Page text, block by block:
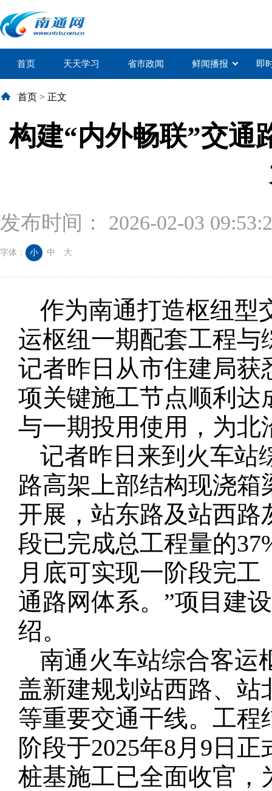
首页 天天学习 省市政闻 鲜闻播报 即
首页 > 正文
构建“内外畅联”交通
发布时间： 2026-02-03
字体： 小 中 大
作为南通打造枢纽型
运枢纽一期配套工程
记者昨日从市住建局获
项关键施工节点顺利达
与一期投用使用，为北
记者昨日来到火车站
路高架上部结构现浇
开展，站东路及站西路
段已完成总工程量的
月底可实现一阶段完工
通路网体系。”项目建
绍。
南通火车站综合客运
盖新建规划站西路、
等重要交通干线。工
阶段于2025年8月9日
桩基施工已全面收官，